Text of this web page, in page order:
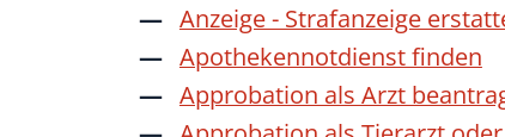
Anzeige - Strafanzeige
Apothekennotdienst finden
Approbation als Arzt